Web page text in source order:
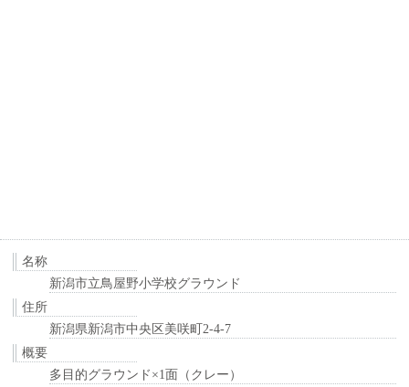
名称
新潟市立鳥屋野小学校グラウンド
住所
新潟県新潟市中央区美咲町2-4-7
概要
多目的グラウンド×1面（クレー）